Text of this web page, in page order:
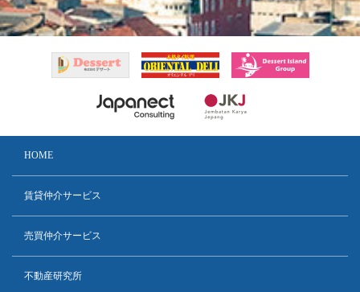
HOME
賃貸仲介サービス
売買仲介サービス
不動産研究所